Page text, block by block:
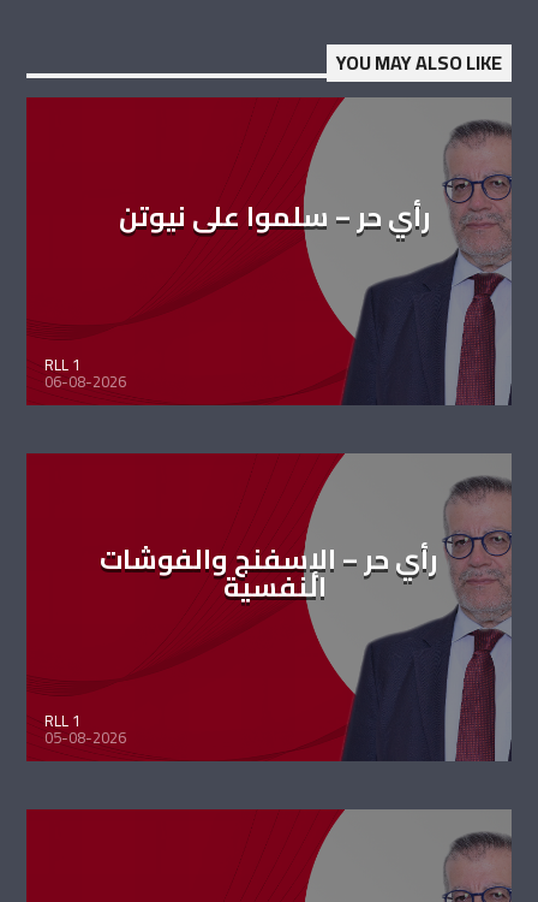
YOU MAY ALSO LIKE
رأي حر – سلموا على نيوتن
RLL 1
06-08-2026
رأي حر – الإسفنج والفوشات
النفسية
RLL 1
05-08-2026